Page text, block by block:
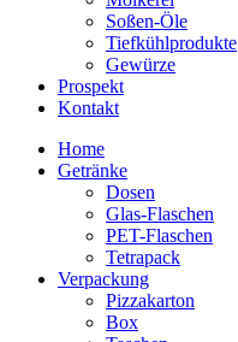
Soßen-Öle
Tiefkühlprodukte
Gewürze
Prospekt
Kontakt
Home
Getränke
Dosen
Glas-Flaschen
PET-Flaschen
Tetrapack
Verpackung
Pizzakarton
Box